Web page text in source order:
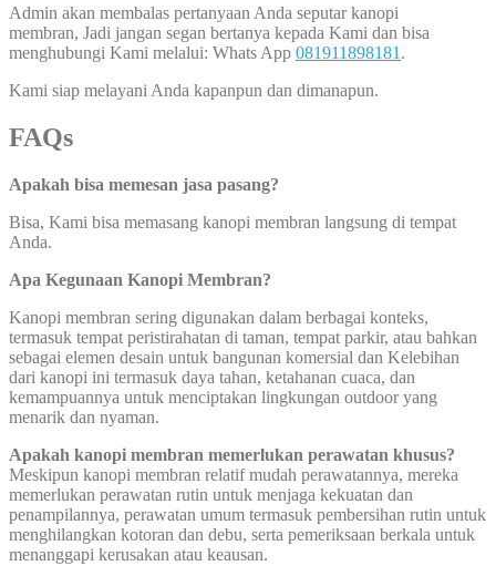
Admin akan membalas pertanyaan Anda seputar kanopi
membran, Jadi jangan segan bertanya kepada Kami dan bisa
menghubungi Kami melalui: Whats App 081911898181.
Kami siap melayani Anda kapanpun dan dimanapun.
FAQs
Apakah bisa memesan jasa pasang?
Bisa, Kami bisa memasang kanopi membran langsung di tempat
Anda.
Apa Kegunaan Kanopi Membran?
Kanopi membran sering digunakan dalam berbagai konteks,
termasuk tempat peristirahatan di taman, tempat parkir, atau bahkan
sebagai elemen desain untuk bangunan komersial dan Kelebihan
dari kanopi ini termasuk daya tahan, ketahanan cuaca, dan
kemampuannya untuk menciptakan lingkungan outdoor yang
menarik dan nyaman.
Apakah kanopi membran memerlukan perawatan khusus?
Meskipun kanopi membran relatif mudah perawatannya, mereka
memerlukan perawatan rutin untuk menjaga kekuatan dan
penampilannya, perawatan umum termasuk pembersihan rutin untuk
menghilangkan kotoran dan debu, serta pemeriksaan berkala untuk
menanggapi kerusakan atau keausan.